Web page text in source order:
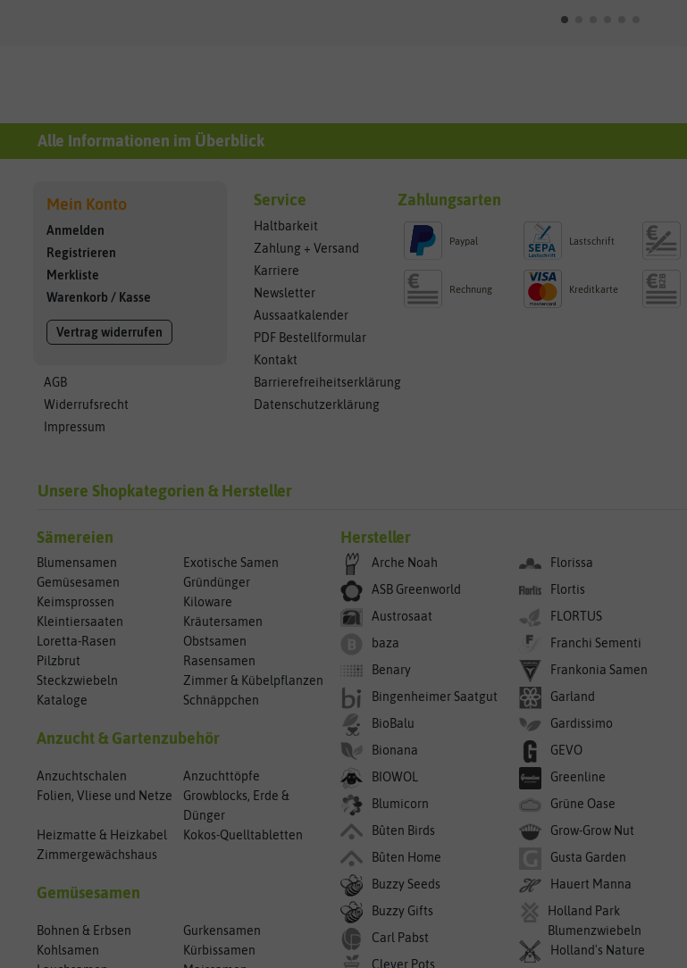
Alle Informationen im Überblick
Mein Konto
Anmelden
Registrieren
Merkliste
Warenkorb / Kasse
Vertrag widerrufen
AGB
Widerrufsrecht
Impressum
Service
Haltbarkeit
Zahlung + Versand
Karriere
Newsletter
Aussaatkalender
PDF Bestellformular
Kontakt
Barrierefreiheitserklärung
Datenschutzerklärung
Zahlungsarten
Paypal Lastschrift
Rechnung Kreditkarte
Unsere Shopkategorien & Hersteller
Sämereien
Blumensamen
Exotische Samen
Gemüsesamen
Gründünger
Keimsprossen
Kiloware
Kleintiersaaten
Kräutersamen
Loretta-Rasen
Obstsamen
Pilzbrut
Rasensamen
Steckzwiebeln
Zimmer & Kübelpflanzen
Kataloge
Schnäppchen
Anzucht & Gartenzubehör
Anzuchtschalen
Anzuchttöpfe
Folien, Vliese und Netze
Growblocks, Erde &
Dünger
Heizmatte & Heizkabel
Kokos-Quelltabletten
Zimmergewächshaus
Gemüsesamen
Bohnen & Erbsen
Gurkensamen
Kohlsamen
Kürbissamen
Hersteller
Arche Noah
ASB Greenworld
Austrosaat
baza
Benary
Bingenheimer Saatgut
BioBalu
Bionana
BIOWOL
Blumicorn
Bûten Birds
Bûten Home
Buzzy Seeds
Buzzy Gifts
Carl Pabst
Clever Pots
Florissa
Flortis
FLORTUS
Franchi Sementi
Frankonia Samen
Garland
Gardissimo
GEVO
Greenline
Grüne Oase
Grow-Grow Nut
Gusta Garden
Hauert Manna
Holland Park
Blumenzwiebeln
Holland's Nature